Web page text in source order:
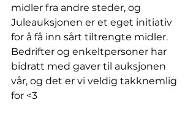
midler fra andre steder, og
Juleauksjonen er et eget initiativ
for å få inn sårt tiltrengte midler.
Bedrifter og enkeltpersoner har
bidratt med gaver til auksjonen
vår, og det er vi veldig takknemlig
for <3